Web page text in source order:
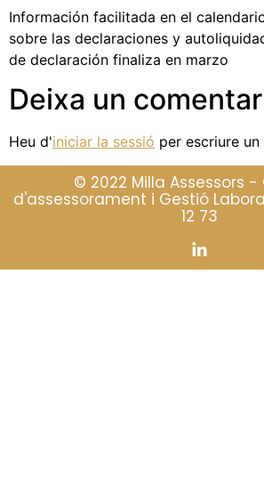
Información facilitada en el
sobre las declaraciones y
de declaración finaliza en marzo
Deixa un
Heu d'iniciar la sessió per escriure
© 2022 Milla Assessors
d'assessorament i Gestió
12 73